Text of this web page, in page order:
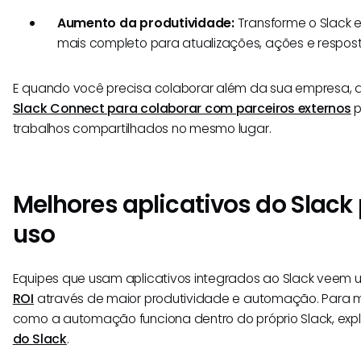
Aumento da produtividade:Transforme o Slack
mais completo para atualizações, ações e
E quando você precisa colaborar além da sua empresa,
Slack Connect para colaborar com parceiros externos
trabalhos compartilhados no mesmo lugar.
Melhores aplicativos do Slack
uso
Equipes que usam aplicativos integrados ao Slack veem
ROI através de maior produtividade e automação. Para
como a automação funciona dentro do próprio Slack,
do Slack.